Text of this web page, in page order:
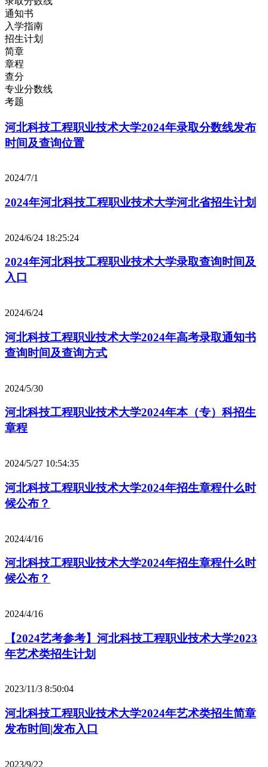
通知书
入学指南
招生计划
简章
章程
查分
专业分数线
考题
河北科技工程职业技术大学2024年录取分数线发布
时间及查询位置
2024/7/1
2024年河北科技工程职业技术大学河北省招生计划
2024/6/24 18:25:24
2024年河北科技工程职业技术大学录取查询时间及
入口
2024/6/24
河北科技工程职业技术大学2024年高考录取通知书
查询时间及查询方式
2024/5/30
河北科技工程职业技术大学2024年本（专）科招生
章程
2024/5/27 10:54:35
河北科技工程职业技术大学2024年招生章程什么时
候公布？
2024/4/16
河北科技工程职业技术大学2024年招生章程什么时
候公布？
2024/4/16
【2024艺考参考】河北科技工程职业技术大学2023
年艺术类招生计划
2023/11/3 8:50:04
河北科技工程职业技术大学2024年艺术类招生简章
发布时间|发布入口
2023/9/22